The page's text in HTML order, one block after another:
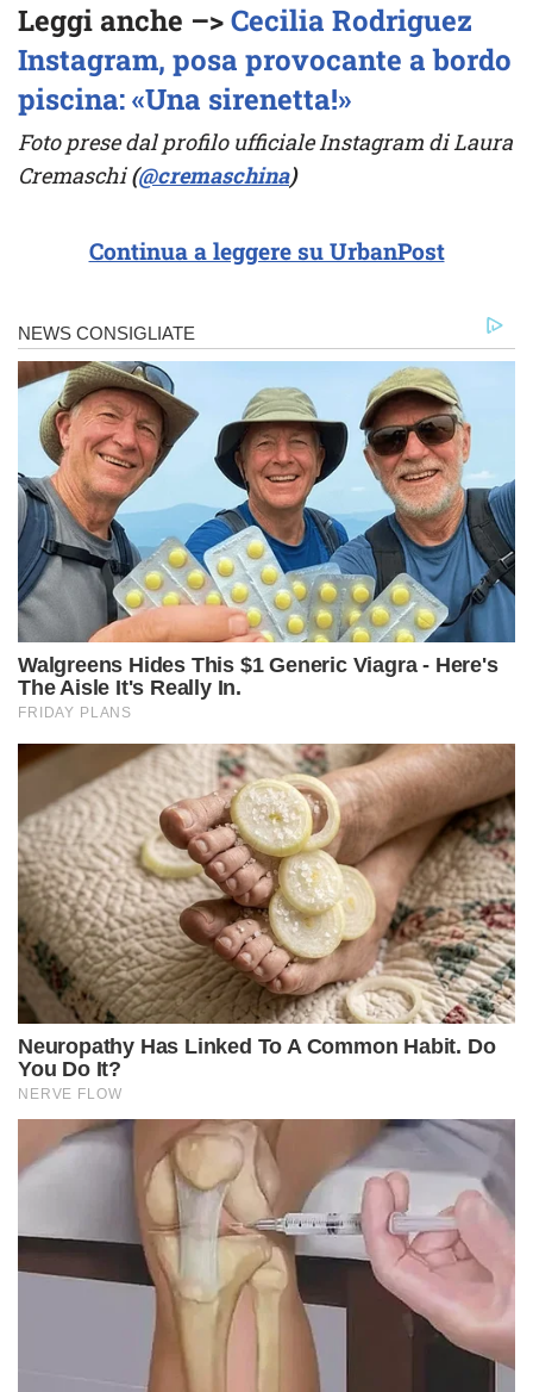
Leggi anche –>Cecilia Rodriguez
Instagram, posa provocante a bordo
piscina: «Una sirenetta!»
Foto prese dal profilo ufficiale Instagram di Laura
Cremaschi(@cremaschina)
Continua a leggere su UrbanPost